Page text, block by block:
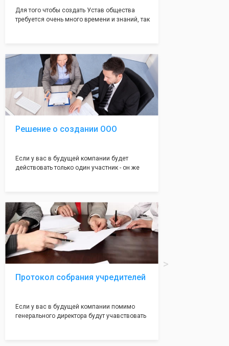
Для того чтобы создать Устав общества
требуется очень много времени и знаний, так
Наша компания предоставит вам свой
уникальный Устав Общества, который
подойдет для любой компании. Устав,
сделанный нашими профессиональными
юристами, успешно проходит регистрацию в
налоговой инспекции!
Решение о создании ООО
Если у вас в будущей компании будет
действовать только один участник - он же
грамотно составят данное заявление, а Вам
нужно будет только поставить подпись на
нём!
Протокол собрания учредителей
Если у вас в будущей компании помимо
генерального директора будут учавствовать